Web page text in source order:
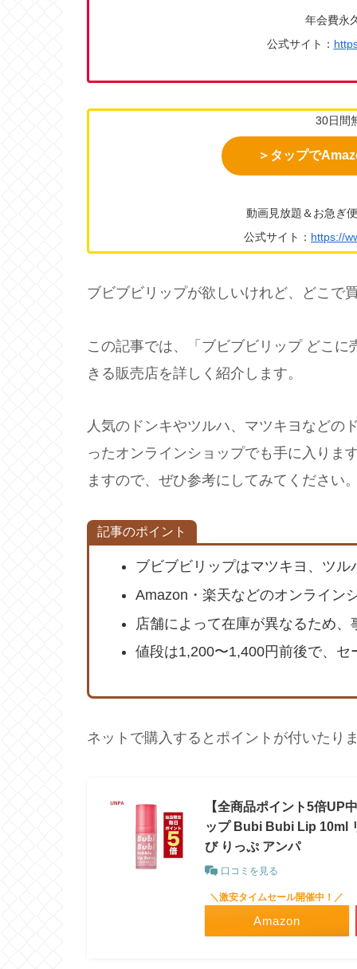
年会費永
公式サイト：
30日間
＞タップで
動画見放題＆お急ぎ
公式サイト： https://
ブビブビリップが欲しいけれど、どこで
この記事では、「ブビブビリップ どこ
きる販売店を詳しく紹介します。
人気のドンキやツルハ、マツキヨなどの
ったオンラインショップでも手に入りま
ますので、ぜひ参考にしてみてください
記事のポイント
ブビブビリップはマツキヨ、ツル
Amazon・楽天などのオンライン
店舗によって在庫が異なるため、
値段は1,200〜1,400円前後で、
ネットで購入するとポイントが付いたり
【全商品ポイント5倍UP
ップ Bubi Bubi Lip 10ml
び りっぷ アンパ
口コミを見る
＼激安タイムセール開催中！／
Amazon